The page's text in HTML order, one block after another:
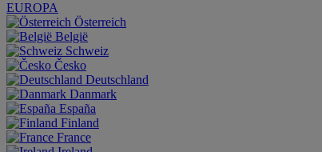
EUROPA
Österreich
België
Schweiz
Česko
Deutschland
Danmark
España
Finland
France